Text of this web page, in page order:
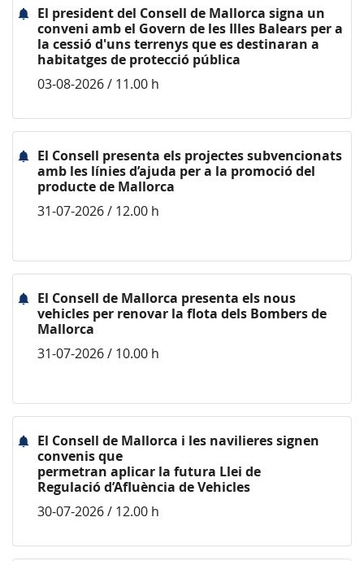
El president del Consell de Mallorca signa un
conveni amb el Govern de les Illes Balears per a
la cessió d'uns terrenys que es destinaran a
habitatges de protecció pública
03-08-2026 / 11.00 h
El Consell presenta els projectes subvencionats
amb les línies d’ajuda per a la promoció del
producte de Mallorca
31-07-2026 / 12.00 h
El Consell de Mallorca presenta els nous
vehicles per renovar la flota dels Bombers de
Mallorca
31-07-2026 / 10.00 h
El Consell de Mallorca i les navilieres signen
convenis que
permetran aplicar la futura Llei de
Regulació d’Afluència de Vehicles
30-07-2026 / 12.00 h